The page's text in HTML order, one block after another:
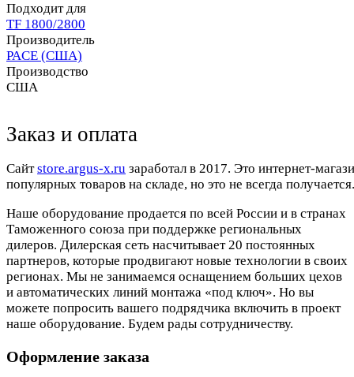
Подходит для
TF 1800/2800
Производитель
PACE (США)
Производство
США
Заказ и оплата
Cайтstore.argus-x.ru заработал в 2017. Это интернет-
популярных товаров на складе, но это не всегда
Наше оборудование продается по всей России и в странах
Таможенного союза при поддержке региональных
дилеров. Дилерская сеть насчитывает 20 постоянных
партнеров, которые продвигают новые технологии в своих
регионах. Мы не занимаемся оснащением больших цехов
и автоматических линий монтажа «под ключ». Но вы
можете попросить вашего подрядчика включить в проект
наше оборудование. Будем рады сотрудничеству.
Оформление заказа